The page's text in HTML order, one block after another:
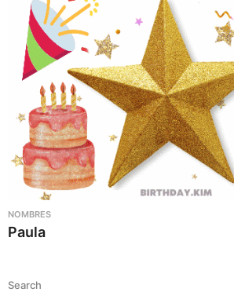
NOMBRES
Paula
Search